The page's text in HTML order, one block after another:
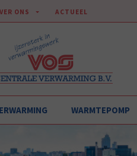
ONS ACTUEEL
WARMTEPOMP